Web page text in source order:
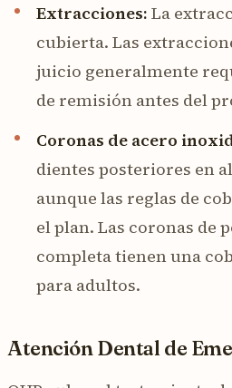
Extracciones: La
cubierta. Las
juicio generalmente
de remisión antes del
Coronas de acero
dientes posteriores en
aunque las reglas de
el plan. Las coronas de
completa tienen una
para adultos.
Atención Dental de